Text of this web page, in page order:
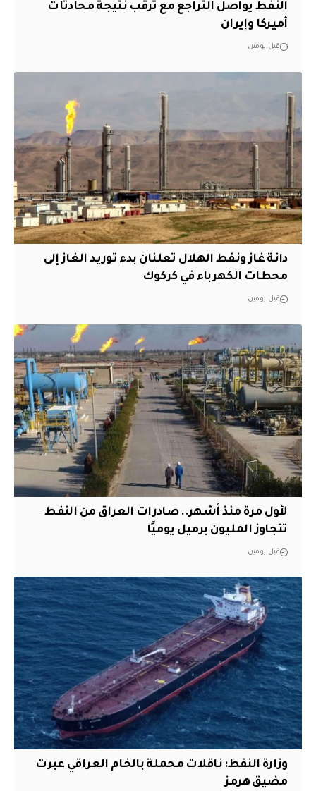
النفط يواصل التراجع مع ترقب نتيجة محادثات
أميركا وإيران
قبل يومين
دانة غاز ونفط الهلال تعلنان بدء توريد الغاز إلى
محطات الكهرباء في كركوك
قبل يومين
لأول مرة منذ أشهر.. صادرات العراق من النفط
تتجاوز المليون برميل يوميًا
قبل يومين
وزارة النفط: ناقلات محملة بالخام العراقي عبرت
مضيق هرمز